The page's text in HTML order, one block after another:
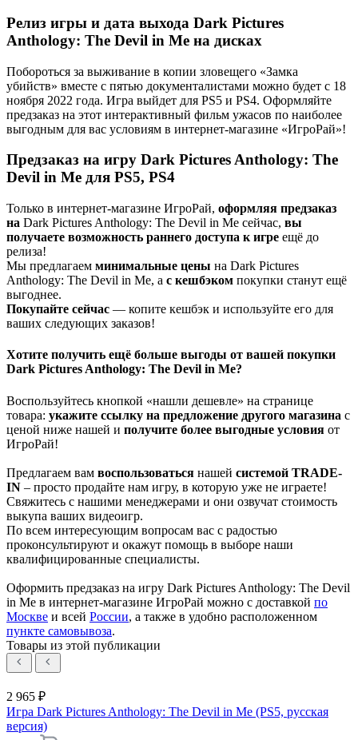
Релиз игры и дата выхода Dark Pictures
Anthology: The Devil in Me на дисках
Побороться за выживание в копии зловещего «Замка
убийств» вместе с пятью документалистами можно будет с 18
ноября 2022 года. Игра выйдет для PS5 и PS4. Оформляйте
предзаказ на этот интерактивный фильм ужасов по наиболее
выгодным для вас условиям в интернет-магазине «ИгроРай»!
Предзаказ на игру Dark Pictures Anthology: The
Devil in Me для PS5, PS4
Только в интернет-магазине ИгроРай, оформляя предзаказ
на Dark Pictures Anthology: The Devil in Me сейчас, вы
получаете возможность раннего доступа к игре ещё до
релиза!
Мы предлагаем минимальные цены на Dark Pictures
Anthology: The Devil in Me, а с кешбэком покупки станут ещё
выгоднее.
Покупайте сейчас — копите кешбэк и используйте его для
ваших следующих заказов!
Хотите получить ещё больше выгоды от вашей покупки
Dark Pictures Anthology: The Devil in Me?
Воспользуйтесь кнопкой «нашли дешевле» на странице
товара: укажите ссылку на предложение другого магазина с
ценой ниже нашей и получите более выгодные условия от
ИгроРай!
Предлагаем вам воспользоваться нашей системой TRADE-
IN – просто продайте нам игру, в которую уже не играете!
Свяжитесь с нашими менеджерами и они озвучат стоимость
выкупа ваших видеоигр.
По всем интересующим вопросам вас с радостью
проконсультируют и окажут помощь в выборе наши
квалифицированные специалисты.
Оформить предзаказ на игру Dark Pictures Anthology: The Devil
in Me в интернет-магазине ИгроРай можно с доставкой по
Москве и всей России, а также в удобно расположенном
пункте самовывоза.
Товары из этой публикации
2 965 ₽
Игра Dark Pictures Anthology: The Devil in Me (PS5, русская
версия)